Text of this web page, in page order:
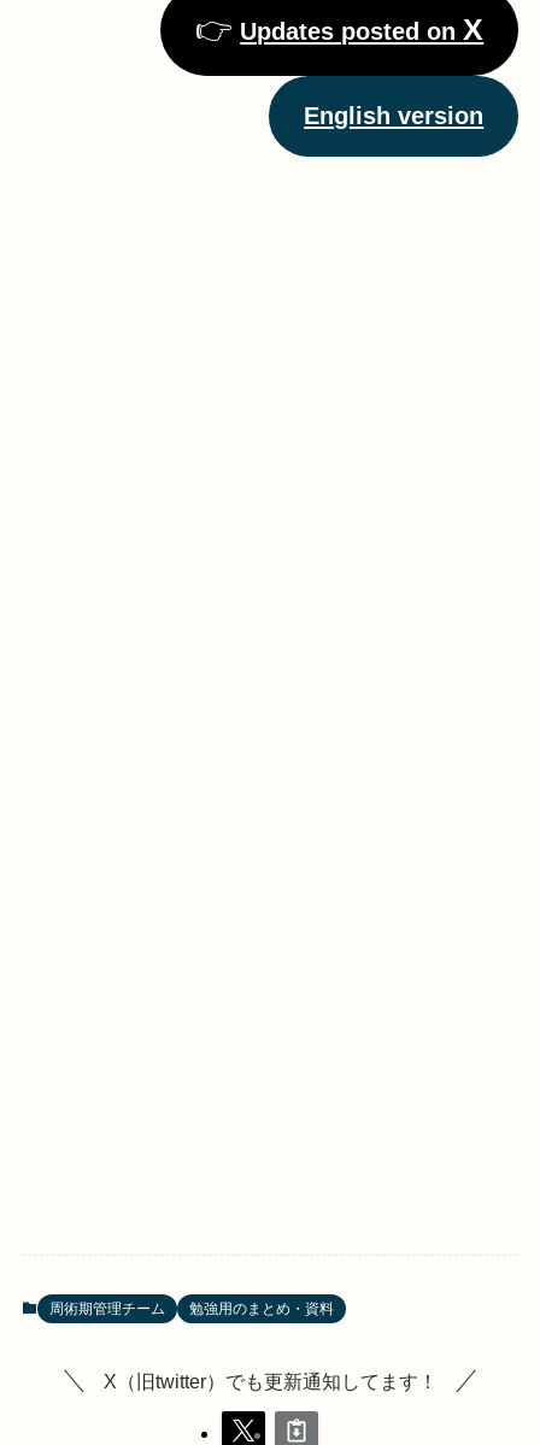
👉 Updates posted onX
English version
周術期管理チーム 勉強用のまとめ・資料
X（旧twitter）でも更新通知してます！